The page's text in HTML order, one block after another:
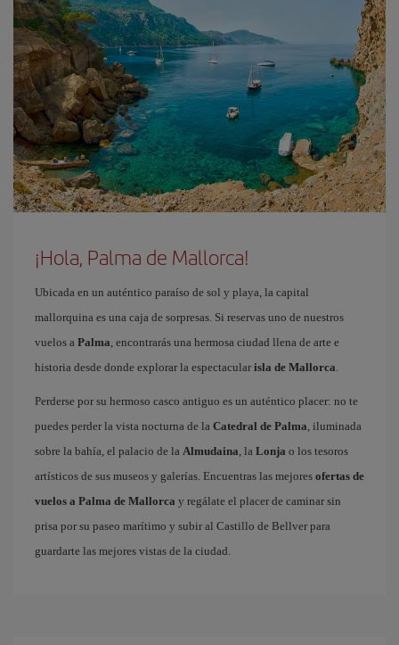
¡Hola, Palma de Mallorca!
Ubicada en un auténtico paraíso de sol y playa, la capital
mallorquina es una caja de sorpresas. Si reservas uno de nuestros
vuelos a Palma, encontrarás una hermosa ciudad llena de arte e
historia desde donde explorar la espectacular isla de Mallorca.
Perderse por su hermoso casco antiguo es un auténtico placer: no te
puedes perder la vista nocturna de la Catedral de Palma, iluminada
sobre la bahía, el palacio de la Almudaina, la Lonja o los tesoros
artísticos de sus museos y galerías. Encuentras las mejores ofertas de
vuelos a Palma de Mallorca y regálate el placer de caminar sin
prisa por su paseo marítimo y subir al Castillo de Bellver para
guardarte las mejores vistas de la ciudad.